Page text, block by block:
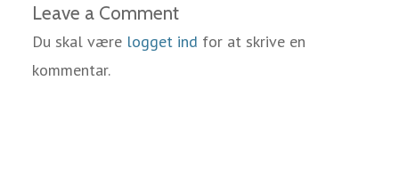
Leave a Comment
Du skal være logget ind for at skrive en
kommentar.